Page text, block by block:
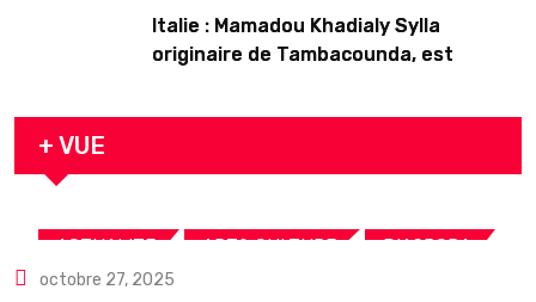
Italie : Mamadou Khadialy Sylla
originaire de Tambacounda, est
arrestation
+ VUE
ACTUALITE ART& CULTURE DIASPORA
TOURISME
octobre 27, 2025